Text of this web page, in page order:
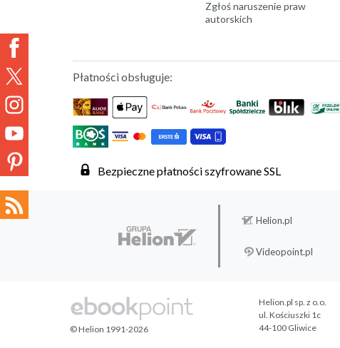
Zgłoś naruszenie praw
autorskich
Płatności obsługuje:
Bezpieczne płatności szyfrowane SSL
Helion.pl
Videopoint.pl
© Helion 1991-2026
Helion.pl sp. z o.o.
ul. Kościuszki 1c
44-100 Gliwice